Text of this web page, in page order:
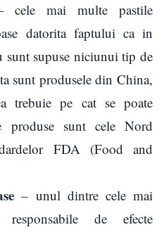
mai multe pastile
datorita faptului ca in
sunt supuse niciunui tip de
sunt produsele din China,
trebuie pe cat se poate
produse sunt cele Nord
FDA (Food and
– unul dintre cele mai
responsabile de efecte